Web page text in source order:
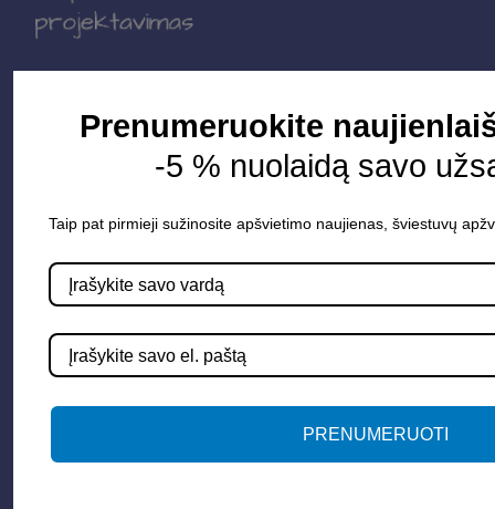
Apšvietimo sistemos
Elektros instaliacija
Lauko šviestuvai
Vidaus apšvietimas
Informacija
Apie mus
Paslaugos
Prenumeruokite
-5 % nuolaidą savo
Taip pat pirmieji sužinosite apšvietimo naujienas, šviestuvų
PRENUMERUOTI